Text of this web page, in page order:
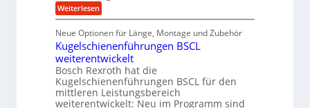
a
e
U
m
g
e
b
g
a
n
g
e
l
e
n
ü
r
r
ä
i
s
e
H
u
n
f
r
A
u
t
o
m
o
Weiterlesen:
D
g
i
t
a
l
e
r
W
Neue Optionen für Länge, Montage und Zubehör
Kugelschienenführungen BSCL
weiterentwickelt
Bosch Rexroth hat die
Kugelschienenführungen BSCL für den
mittleren Leistungsbereich
weiterentwickelt: Neu im Programm sind